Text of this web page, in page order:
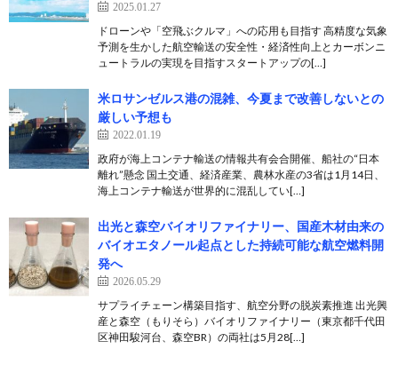
2025.01.27
ドローンや「空飛ぶクルマ」への応用も目指す 高精度な気象
予測を生かした航空輸送の安全性・経済性向上とカーボンニ
ュートラルの実現を目指すスタートアップの[…]
米ロサンゼルス港の混雑、今夏まで改善しないとの
厳しい予想も
2022.01.19
政府が海上コンテナ輸送の情報共有会合開催、船社の“日本
離れ”懸念 国土交通、経済産業、農林水産の3省は1月14日、
海上コンテナ輸送が世界的に混乱してい[…]
出光と森空バイオリファイナリー、国産木材由来の
バイオエタノール起点とした持続可能な航空燃料開
発へ
2026.05.29
サプライチェーン構築目指す、航空分野の脱炭素推進 出光興
産と森空（もりそら）バイオリファイナリー（東京都千代田
区神田駿河台、森空BR）の両社は5月28[…]